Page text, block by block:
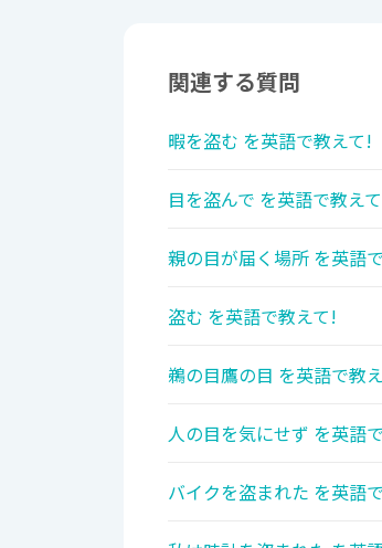
関連する質問
暇を盗む を英語で教えて!
目を盗んで を英語で教え
親の目が届く場所 を英語
盗む を英語で教えて!
鵜の目鷹の目 を英語で教
人の目を気にせず を英語
バイクを盗まれた を英語